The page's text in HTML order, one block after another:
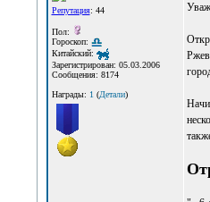
Репутация: 44
Пол:
Гороскоп:
Китайский:
Зарегистрирован: 05.03.2006
Сообщения: 8174
Награды: 1(Детали)